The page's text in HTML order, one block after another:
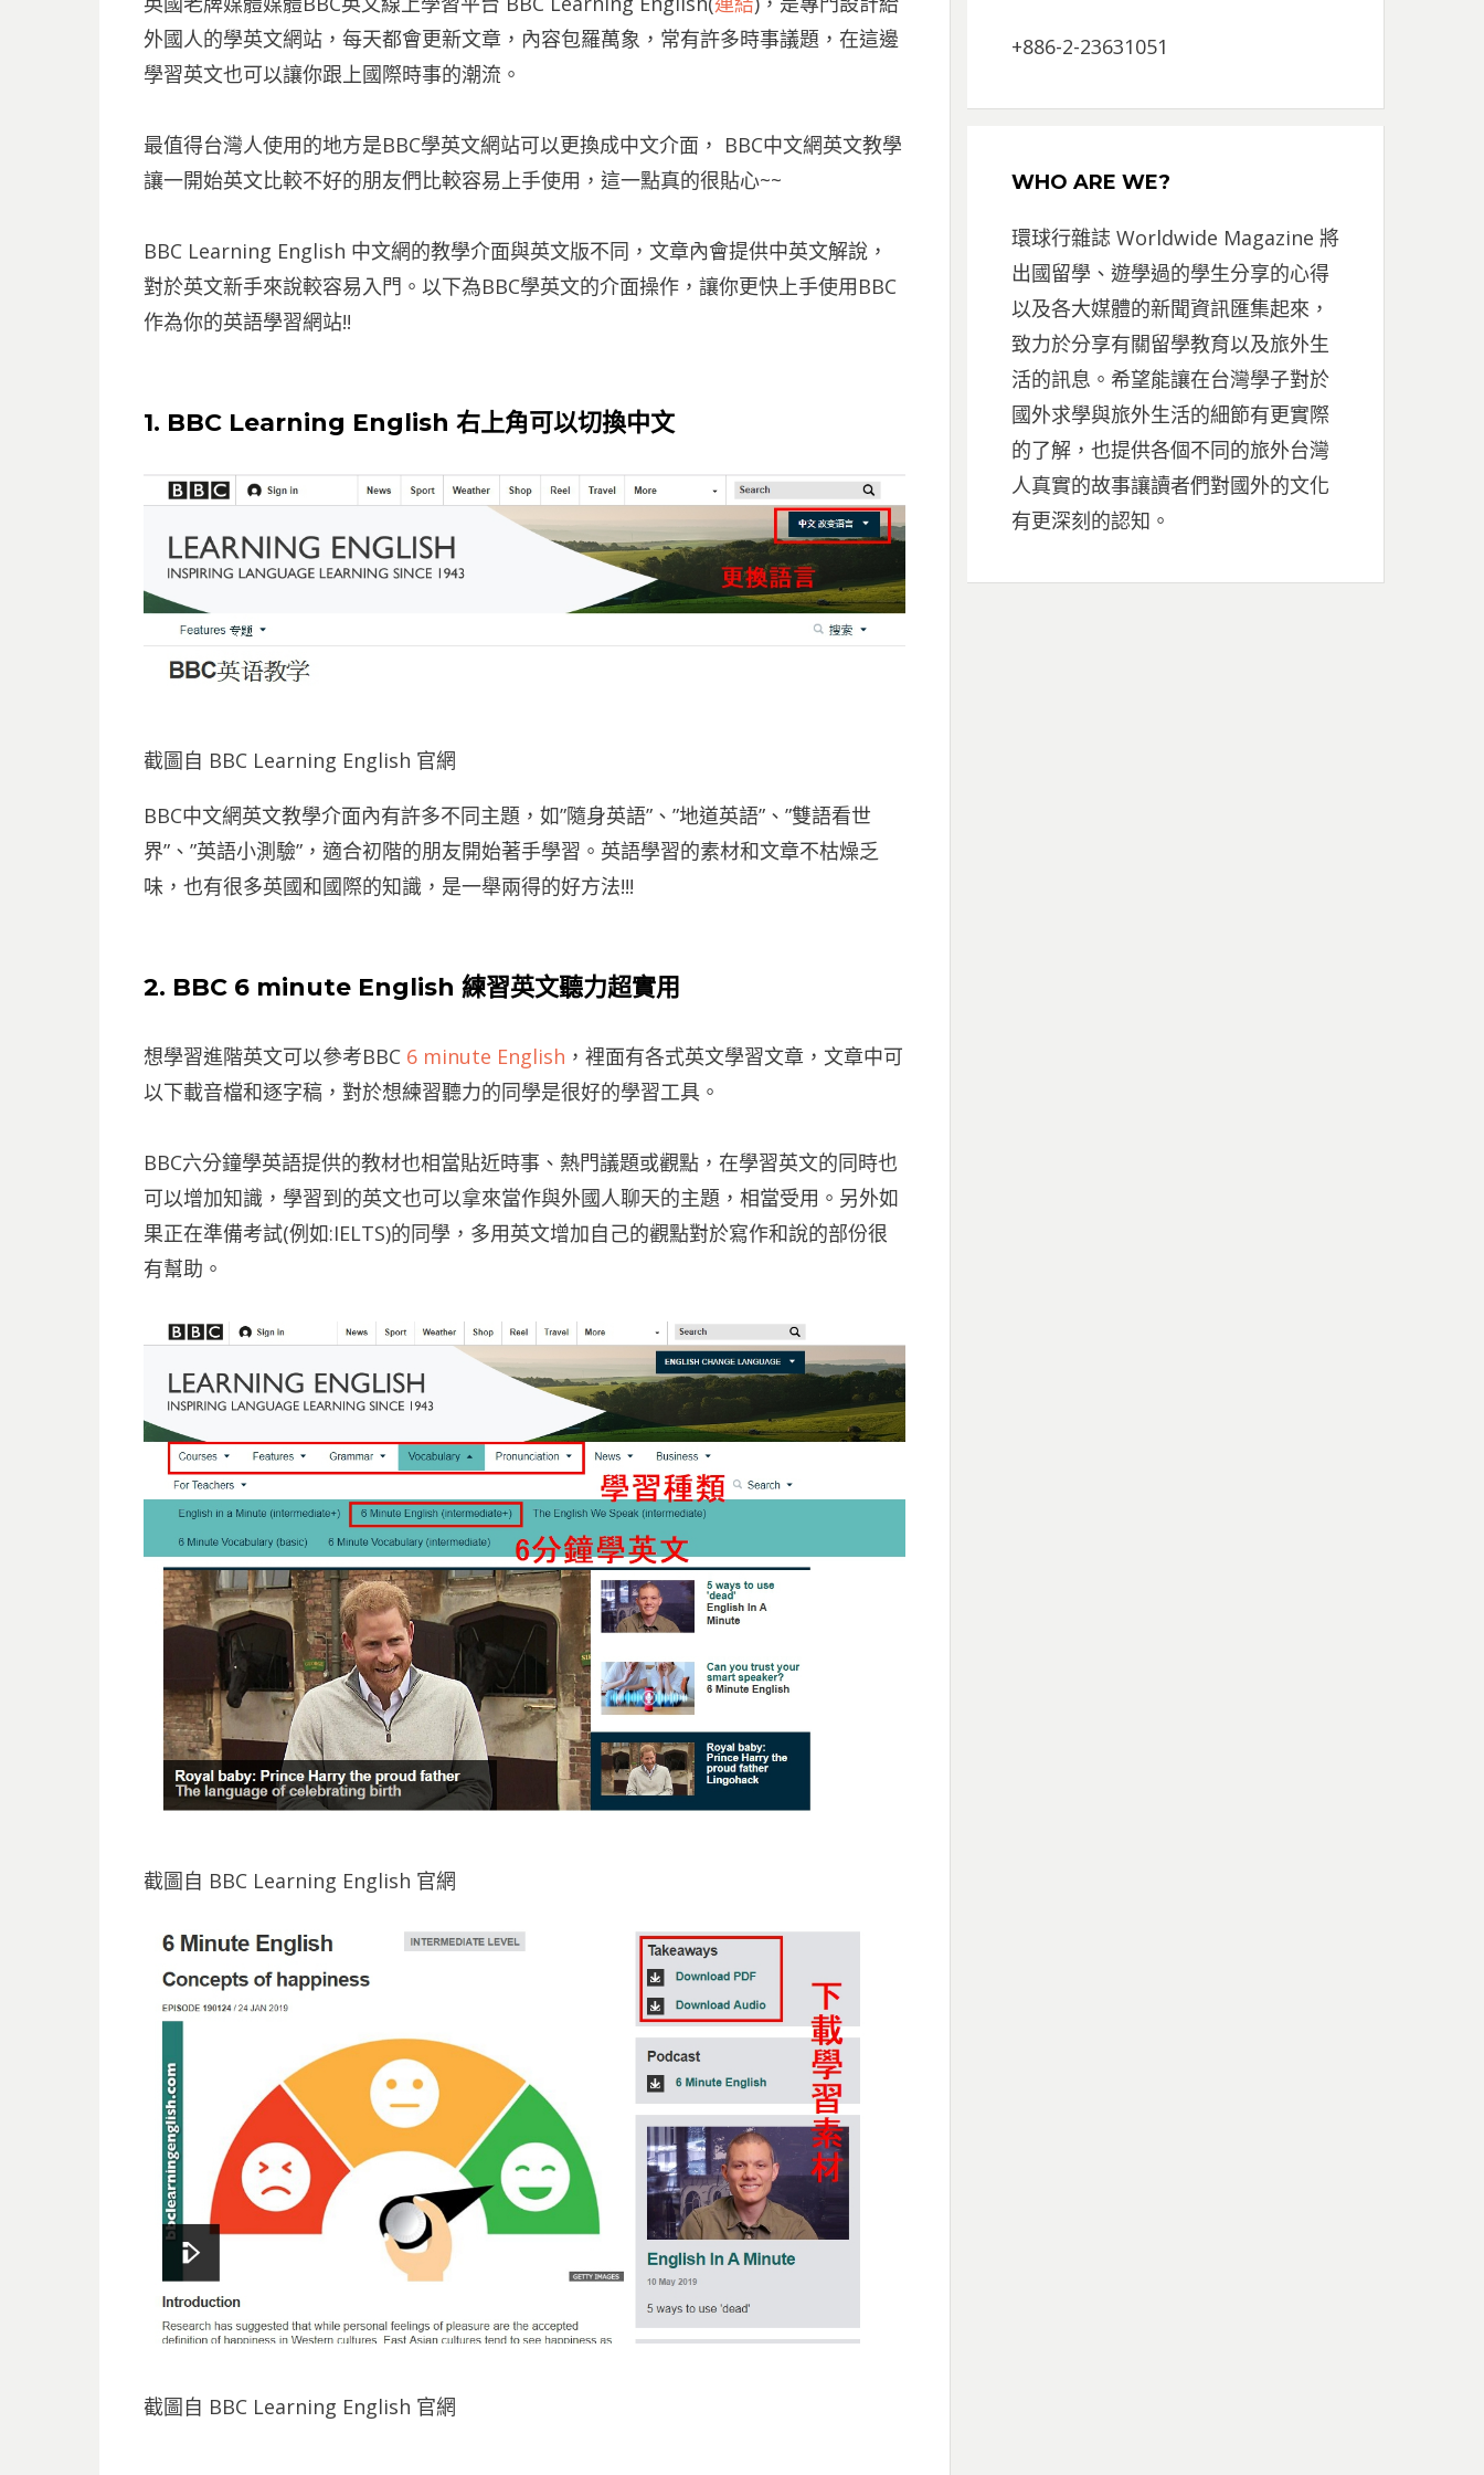
外國人的學英文網站，每天都會更新文章，內容包羅萬象，常有許多時事議題，在這邊
學習英文也可以讓你跟上國際時事的潮流。
最值得台灣人使用的地方是BBC學英文網站可以更換成中文介面， BBC中文網英文教學
讓一開始英文比較不好的朋友們比較容易上手使用，這一點真的很貼心~~
BBC Learning English 中文網的教學介面與英文版不同，文章內會提供中英文解說，
對於英文新手來說較容易入門。以下為BBC學英文的介面操作，讓你更快上手使用BBC
作為你的英語學習網站!!
1. BBC Learning English 右上角可以切換中文
截圖自 BBC Learning English 官網
BBC中文網英文教學介面內有許多不同主題，如”隨身英語”、”地道英語”、”雙語看世
界”、”英語小測驗”，適合初階的朋友開始著手學習。英語學習的素材和文章不枯燥乏
味，也有很多英國和國際的知識，是一舉兩得的好方法!!!
2. BBC 6 minute English 練習英文聽力超實用
想學習進階英文可以參考BBC 6 minute English ，裡面有各式英文學習文章，文章中可
以下載音檔和逐字稿，對於想練習聽力的同學是很好的學習工具。
BBC六分鐘學英語提供的教材也相當貼近時事、熱門議題或觀點，在學習英文的同時也
可以增加知識，學習到的英文也可以拿來當作與外國人聊天的主題，相當受用。另外如
果正在準備考試(例如:IELTS)的同學，多用英文增加自己的觀點對於寫作和說的部份很
有幫助。
截圖自 BBC Learning English 官網
截圖自 BBC Learning English 官網
+886-2-23631051
WHO ARE WE?
環球行雜誌 Worldwide Magazine 將
出國留學、遊學過的學生分享的心得
以及各大媒體的新聞資訊匯集起來，
致力於分享有關留學教育以及旅外生
活的訊息。希望能讓在台灣學子對於
國外求學與旅外生活的細節有更實際
的了解，也提供各個不同的旅外台灣
人真實的故事讓讀者們對國外的文化
有更深刻的認知。